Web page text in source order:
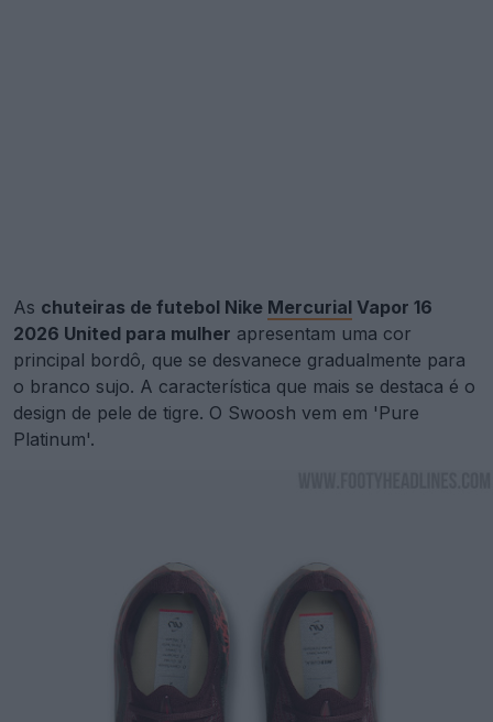
As chuteiras de futebol Nike Mercurial Vapor 16
2026 United para mulher apresentam uma cor
principal bordô, que se desvanece gradualmente para
o branco sujo. A característica que mais se destaca é o
design de pele de tigre. O Swoosh vem em 'Pure
Platinum'.